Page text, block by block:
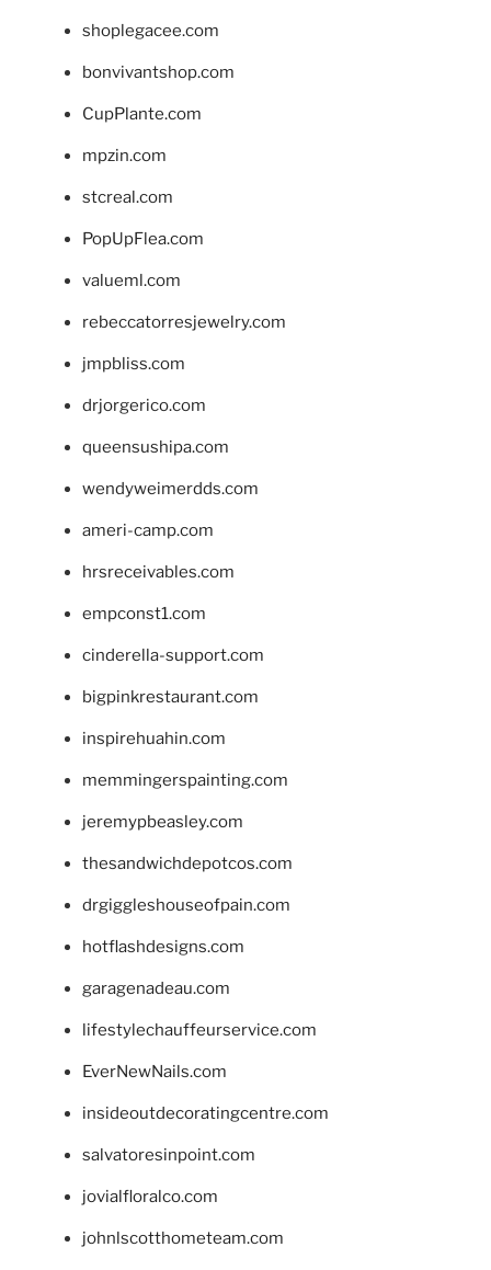
shoplegacee.com
bonvivantshop.com
CupPlante.com
mpzin.com
stcreal.com
PopUpFlea.com
valueml.com
rebeccatorresjewelry.com
jmpbliss.com
drjorgerico.com
queensushipa.com
wendyweimerdds.com
ameri-camp.com
hrsreceivables.com
empconst1.com
cinderella-support.com
bigpinkrestaurant.com
inspirehuahin.com
memmingerspainting.com
jeremypbeasley.com
thesandwichdepotcos.com
drgiggleshouseofpain.com
hotflashdesigns.com
garagenadeau.com
lifestylechauffeurservice.com
EverNewNails.com
insideoutdecoratingcentre.com
salvatoresinpoint.com
jovialfloralco.com
johnlscotthometeam.com